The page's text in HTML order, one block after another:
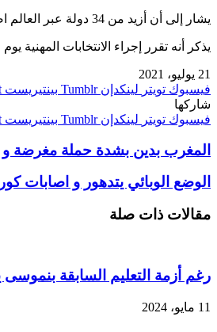
يشار إلى أن أزيد من 34 دولة عبر العالم اضطرت إلى تأجيل الانتخابات بسبب تفشي فيروس “كورونا”.
يذكر أنه تقرر إجراء الانتخابات المهنية يوم الجمعة 6 غشت، والانتخابات البرلمانية والجماعية والجهوية يوم الأربعاء 8 شتنبر، وانتخابات أعضاء مجلس
21 يوليو، 2021
فيسبوك تويتر لينكدإن بينتيريست
شاركها
فيسبوك تويتر لينكدإن بينتيريست
المغرب بدين بشدة حملة مغرضة
الوضع الوبائي يتدهور و اصابات
مقالات ذات صلة
رغم أزمة التعليم السابقة
11 مايو، 2024